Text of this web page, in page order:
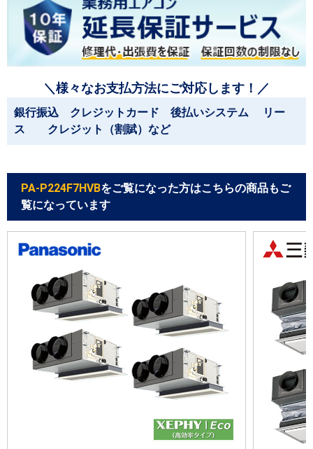
＼様々なお支払方法にご対応します！／
銀行振込 クレジットカード 後払いシステム リー
ス クレジット（割賦）など
PA-P224F7HVBをご覧になった方はこちらの商品もご
覧になっています